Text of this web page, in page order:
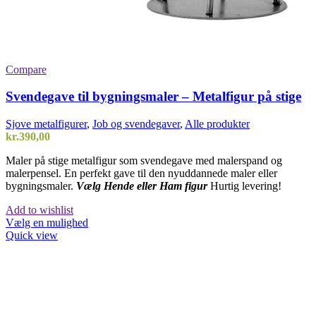
Compare
Svendegave til bygningsmaler – Metalfigur på stige
Sjove metalfigurer, Job og svendegaver, Alle produkter
kr.390,00
Maler på stige metalfigur som svendegave med malerspand og
malerpensel. En perfekt gave til den nyuddannede maler eller
bygningsmaler. Vælg Hende eller Ham figurHurtig levering!
Add to wishlist
Vælg en mulighed
Quick view